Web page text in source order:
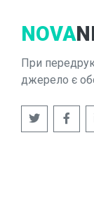
NOVA
При
джерело є